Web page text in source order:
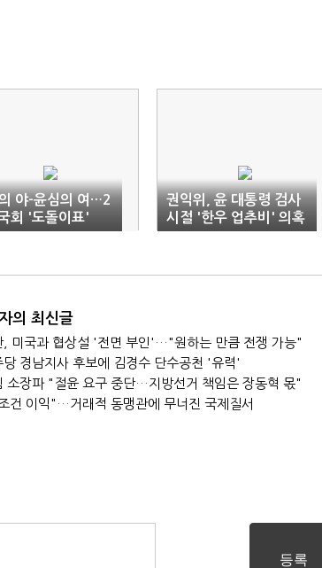
야-윤심의 여…2
회 '도돌이표'
권익위, 윤 대통령 검사
시절 '한우 업추비' 의혹
에 "위반 없어"
의 최신글
, 미국과 협상설 '전면 부인'…"원하는 만큼 전쟁 가능"
당 경남지사 후보에 김경수 단수공천 '유력'
소장파 "절윤 요구 중단…지방선거 책임은 장동혁 몫"
건 이익"…거래적 동맹관에 무너진 국제질서